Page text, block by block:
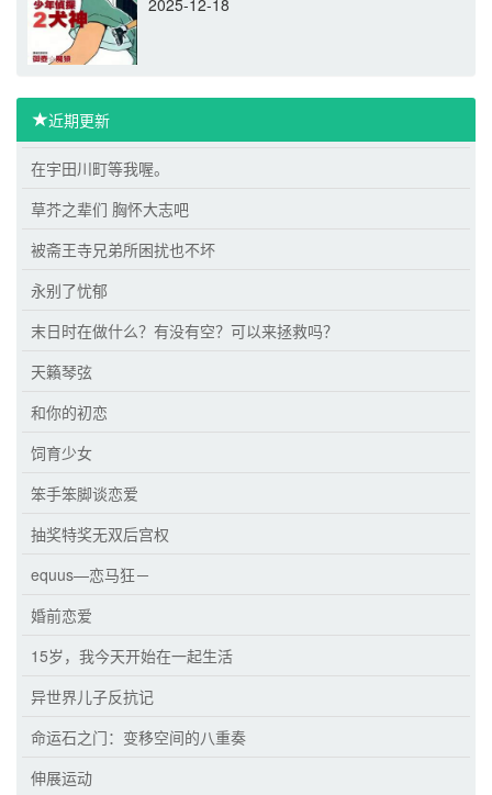
2025-12-18
近期更新
在宇田川町等我喔。
草芥之辈们 胸怀大志吧
被斋王寺兄弟所困扰也不坏
永别了忧郁
末日时在做什么？有没有空？可以来拯救吗？
天籟琴弦
和你的初恋
饲育少女
笨手笨脚谈恋爱
抽奖特奖无双后宫权
equus—恋马狂－
婚前恋爱
15岁，我今天开始在一起生活
异世界儿子反抗记
命运石之门：变移空间的八重奏
伸展运动